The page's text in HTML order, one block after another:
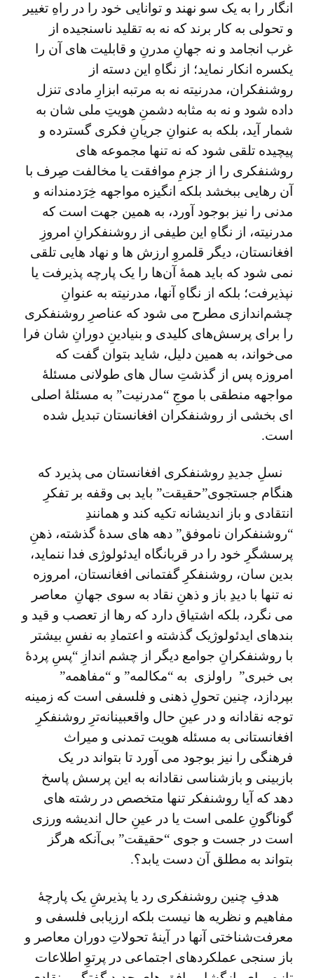
‌انگار را به یک سو نهند و توانایی خود را در راهِ تغییر
و تحولی به کار برند که نه به تقلید ناسنجیده از
غرب انجامد و نه جهانِ مدرنِ و قابلیت ‌های آن را
یکسره انکار نماید؛ از نگاهِ این دسته از
روشنفکران، مدرنیته نه به مرتبه ابزارِ مادی تنزل
داده شود و نه به مثابه دشمنِ هویتِ ملی شان به
شمار ‌آید، بلکه به عنوانِ جریانِ فکری گسترده و
پیچیده تلقی شود که نه تنها مجموعه های
روشنفکری را از جزمِ موافقت یا مخالفت صِرف با
آن رهایی ببخشد بلکه انگیزه مواجهه خِرَدمندانه و
مدنی را نیز بوجود آورد، به همین جهت است که
مدرنیته، از نگاهِ این طیفی از روشنفکرانِ امروزِ
افغانستان، دیگر قلمروِ ارزش‌ ها و نهاد هایی تلقی
نمی ‌شود که باید همۀ آن‌ها را یک پارچه پذیرفت یا
نپذیرفت؛ بلکه از نگاهِ آنها، مدرنیته به عنوانِ
چشم‌اندازی مطرح می ‌شود که عناصرِ روشنفکری
را برای پرسش‌های کلیدی و بنیادینِ دورانِ شان فرا
می‌خواند، به همین دلیل، شاید بتوان گفت که
امروزه پس از گذشتِ سال های طولانی مسئلۀ
مواجهه منطقی با موجِ “مدرنیت” به مسئلۀ اصلی
ای بخشی از روشنفکران افغانستان تبدیل شده
است.
نسلِ جدیدِ روشنفکری افغانستان می پذیرد که
هنگام جستجوی”حقیقت” باید بی‌ وقفه بر تفکرِ
انتقادی و باز اندیشانه تکیه کند و همانندِ
“روشنفکران ناموفق” دهه ‌های سدۀ گذشته، ذهنِ
پرسشگرِ خود را در قربانگاه ایدئولوژی فدا ننماید،
بدین سان، روشنفکرِ گفتمانی افغانستان، امروزه
نه تنها با دیدِ باز و ذهنِ نقاد به سوی جهانِ معاصر
می نگرد، بلکه اشتیاق دارد که رها از تعصب و قید و
بندهای ایدئولوژیک گذشته و اعتمادِ به نفسِ بیشتر
با روشنفکرانِ جوامع دیگر از چشم اندازِ “پسِ پردۀ
بی خبری” راولزی به “مکالمه” و “مفاهمه”
بپردازد، چنین تحولِ ذهنی و فلسفی است که زمینه
توجه نقادانه و در عینِ حال واقعبینانه‌ترِ روشنفکرِ
افغانستانی به مسئله هویت تمدنی و میراث
فرهنگی را نیز بوجود می آورد تا بتواند در یک
بازبینی و بازشناسی نقادانه به این پرسش پاسخ
دهد که آیا روشنفکر تنها متخصص در رشته ‌های
گوناگونِ علمی است یا در عینِ حال اندیشه ‌ورزی
است در جست و جوی “حقیقت” بی‌آنکه هرگز
بتواند به مطلق آن دست یابد؟.
هدفِ چنین روشنفکری رد یا پذیرشِ یک پارچۀ
مفاهیم و نظریه ها نیست بلکه ارزیابی فلسفی و
معرفت‌شناختی آنها در آینۀ تحولاتِ دوران معاصر و
باز سنجی عملکردهای اجتماعی در پرتوِ اطلاعات